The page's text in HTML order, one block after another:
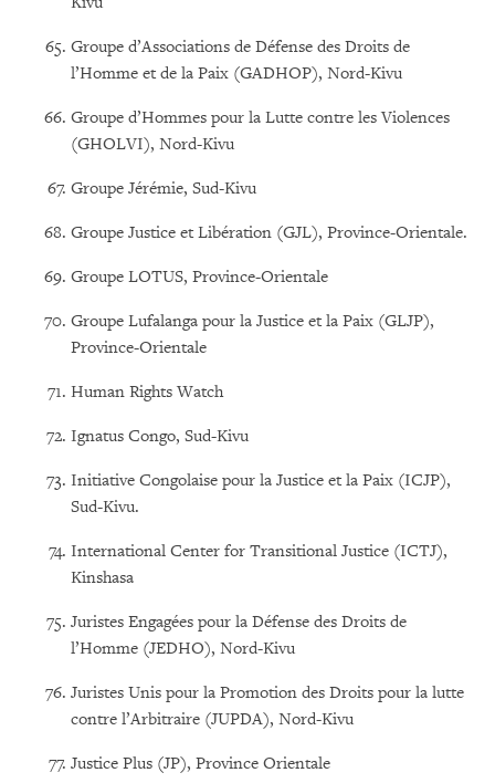
Groupe d’Associations de Défense des Droits de
l’Homme et de la Paix (GADHOP), Nord-Kivu
Groupe d’Hommes pour la Lutte contre les Violences
(GHOLVI), Nord-Kivu
Groupe Jérémie, Sud-Kivu
Groupe Justice et Libération (GJL), Province-Orientale.
Groupe LOTUS, Province-Orientale
Groupe Lufalanga pour la Justice et la Paix (GLJP),
Province-Orientale
Human Rights Watch
Ignatus Congo, Sud-Kivu
Initiative Congolaise pour la Justice et la Paix (ICJP),
Sud-Kivu.
International Center for Transitional Justice (ICTJ),
Kinshasa
Juristes Engagées pour la Défense des Droits de
l’Homme (JEDHO), Nord-Kivu
Juristes Unis pour la Promotion des Droits pour la lutte
contre l’Arbitraire (JUPDA), Nord-Kivu
Justice Plus (JP), Province Orientale